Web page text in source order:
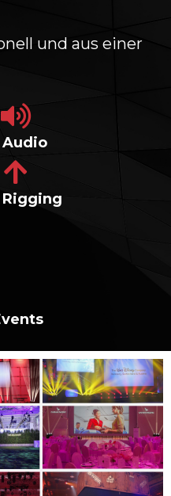
und aus einer
Audio
Rigging